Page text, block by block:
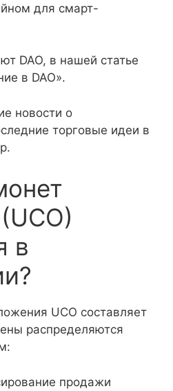
для смарт-
DAO, в нашей статье
в DAO».
новости о
торговые идеи в
в
UCO составляет
распределяются
продажи